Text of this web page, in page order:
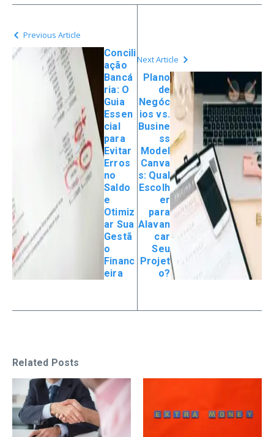
Previous Article
Concili
ação
Bancá
ria: O
Guia
Essen
cial
para
Evitar
Erros
no
Saldo
e
Otimiz
ar Sua
Gestã
o
Financ
eira
Next Article
Plano
de
Negóc
ios vs.
Busine
ss
Model
Canva
s: Qual
Escolh
er
para
Alavan
car
Seu
Projet
o?
Related Posts